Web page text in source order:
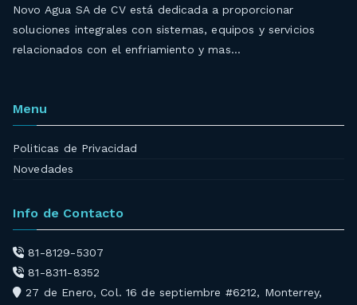
Novo Agua SA de CV está dedicada a proporcionar
soluciones integrales con sistemas, equipos y servicios
relacionados con el enfriamiento y mas…
Menu
Politicas de Privacidad
Novedades
Info de Contacto
81-8129-5307
81-8311-8352
27 de Enero, Col. 16 de septiembre #6212, Monterrey,